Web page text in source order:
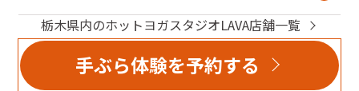
栃木県内のホットヨガスタジオLAVA店舗一覧
手ぶら体験を予約する